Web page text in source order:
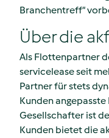
Branchentreff“
Über die
Als Flottenpartner
servicelease seit
Partner für stets
Kunden
Gesellschafter ist
Kunden bietet die